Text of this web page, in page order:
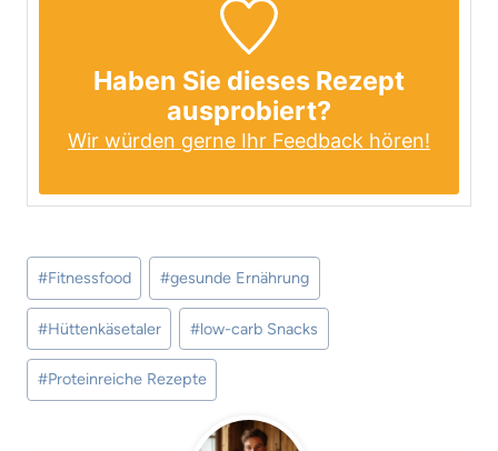
Haben Sie dieses Rezept
ausprobiert?
Wir würden gerne Ihr Feedback hören!
Schlagworte:
#Fitnessfood #gesunde Ernährung
#Hüttenkäsetaler #low-carb Snacks
#Proteinreiche Rezepte